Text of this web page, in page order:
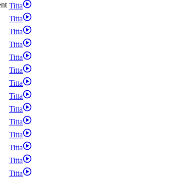
Titta
Titta
Titta
Titta
Titta
Titta
Titta
Titta
Titta
Titta
Titta
Titta
Titta
Titta